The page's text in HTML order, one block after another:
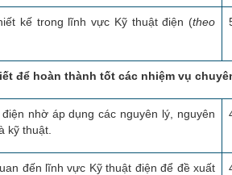
kế trong lĩnh vực Kỹ thuật điện (theo
để hoàn thành tốt các nhiệm vụ
nhờ áp dụng các nguyên lý, nguyên
kỹ thuật.
đến lĩnh vực Kỹ thuật điện để đề xuất